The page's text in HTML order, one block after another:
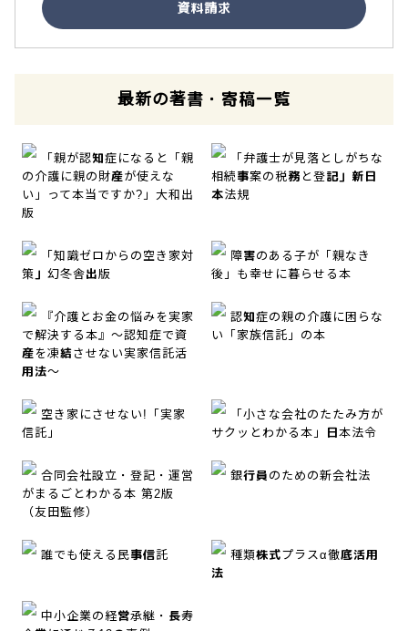
資料請求
最新の著書・寄稿一覧
「親が認知症になると「親
の介護に親の財産が使えな
い」って本当ですか?」大和出
版
「弁護士が見落としがちな
相続事案の税務と登記」新日
本法規
「知識ゼロからの空き家対
策」幻冬舎出版
障害のある子が「親なき
後」も幸せに暮らせる本
『介護とお金の悩みを実家
で解決する本』～認知症で資
産を凍結させない実家信託活
用法～
認知症の親の介護に困らな
い「家族信託」の本
空き家にさせない!「実家
信託」
「小さな会社のたたみ方が
サクッとわかる本」日本法令
合同会社設立・登記・運営
がまるごとわかる本 第2版
（友田監修）
銀行員のための新会社法
誰でも使える民事信託
種類株式プラスα徹底活用
法
中小企業の経営承継・長寿